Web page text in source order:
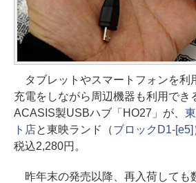
タブレットやスマートフォンを利
充電をしながら周辺機器も利用でき
ACASIS製USBハブ「HO27」が、
ト店と東映ランド（ブロックD1-[e5]
税込2,280円。
昨年末の発売以降、再入荷しても